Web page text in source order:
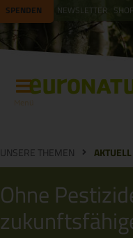
SPENDEN NEWSLETTER SHOP
UNSERE THEMEN AKTUELL
Ohne